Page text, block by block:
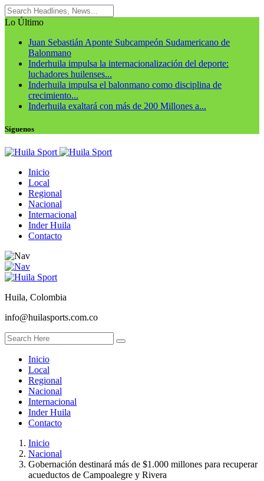
Lo Último
Juan Sebastián Aponte Subcampeón Sudamericano de
Balonmano
Inderhuila impulsa la internacionalización del deporte:
luchadores huilenses...
Inderhuila impulsa el balonmano como disciplina de
crecimiento...
Inderhuila exaltará con más de 200 Millones a...
Síguenos
Inicio
Local
Regional
Nacional
Internacional
Inder Huila
Contacto
Huila, Colombia
info@huilasports.com.co
Inicio
Local
Regional
Nacional
Internacional
Inder Huila
Contacto
Inicio
Nacional
Gobernación destinará más de $1.000 millones para recuperar
acueductos de Campoalegre y Rivera